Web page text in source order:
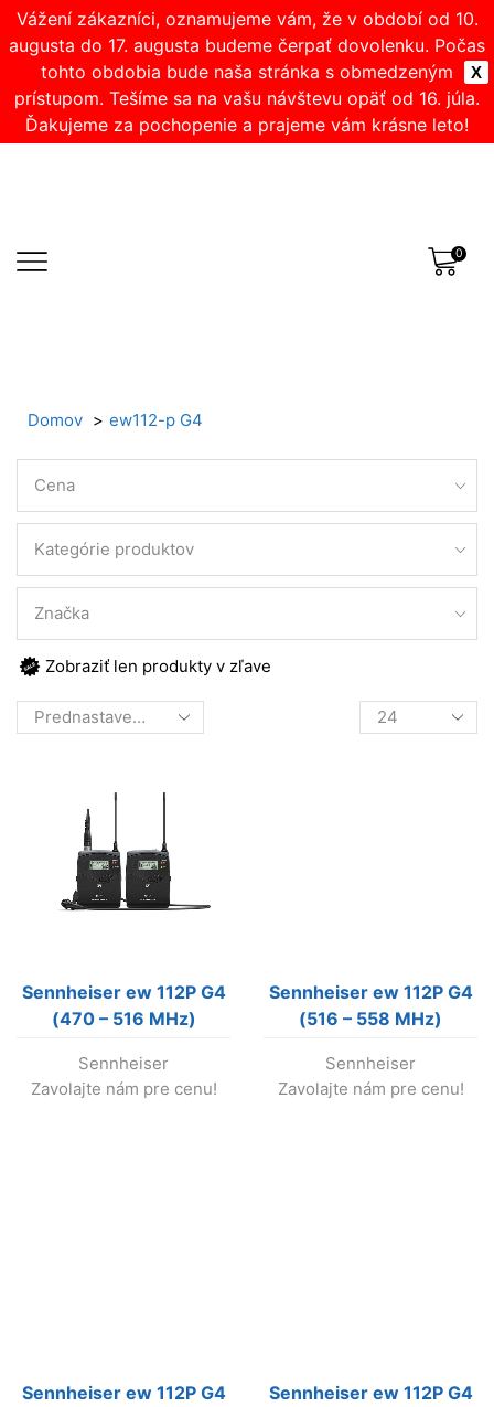
X
Vážení zákazníci, oznamujeme vám, že v období od 10.
augusta do 17. augusta budeme čerpať dovolenku. Počas
tohto obdobia bude naša stránka s obmedzeným
prístupom. Tešíme sa na vašu návštevu opäť od 16. júla.
Ďakujeme za pochopenie a prajeme vám krásne leto!
0
Domov ew112-p G4
Cena
Kategórie produktov
Značka
Zobraziť len produkty v zľave
Products
per
Sennheiser ew 112P G4
(470 – 516 MHz)
klopovým mikrof.
(nevyrába sa !)
Sennheiser
Zavolajte nám pre cenu!
Sennheiser ew 112P G4
(516 – 558 MHz)
set (nevyrába sa !)
Sennheiser
Zavolajte nám pre cenu!
Sennheiser ew 112P G4
Sennheiser ew 112P G4